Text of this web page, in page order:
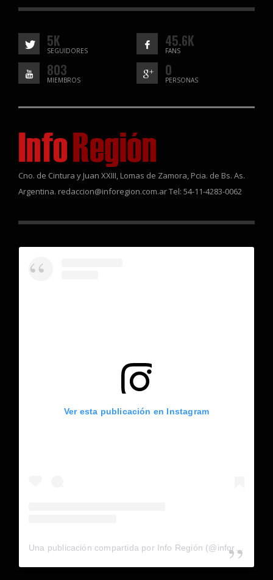
5K
SEGUIDORES
45.6K
FANS
803
MIEMBROS
0
PERSONAS
Cno. de Cintura y Juan XXIII, Lomas de Zamora, Pcia. de Bs. As.
Argentina. redaccion@inforegion.com.ar Tel: 54-11-4283-0062
Ver esta publicación en Instagram
Una publicación compartida por Info Región (@inforegion_redes)